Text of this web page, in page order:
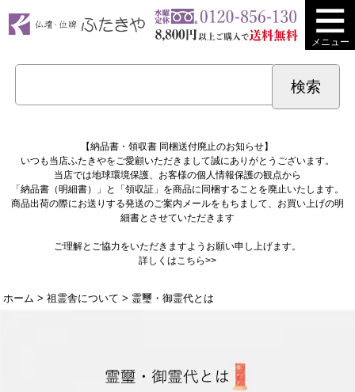
メニュー
【納品書・領収書 同梱送付廃止のお知らせ】
いつも当店ふたきやをご愛顧いただきまして誠にありがとうございます。
当店では地球環境保護、お客様の個人情報保護の観点から
「納品書（明細書）」と「領収証」を商品に同梱することを廃止いたします。
商品出荷の際にお送りする発送のご案内メールをもちまして、お買い上げの明
細書とさせていただきます
ご理解とご協力をいただきますようお願い申し上げます。
詳しくはこちら>>
ホーム >祖霊舎について > 霊璽・御霊代とは